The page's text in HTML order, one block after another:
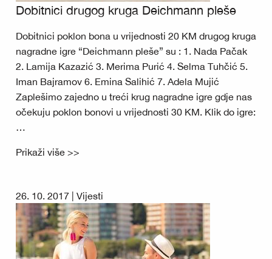
Dobitnici drugog kruga Deichmann pleše
Dobitnici poklon bona u vrijednosti 20 KM drugog kruga
nagradne igre “Deichmann pleše” su : 1. Nada Pačak
2. Lamija Kazazić 3. Merima Purić 4. Selma Tuhčić 5.
Iman Bajramov 6. Emina Salihić 7. Adela Mujić
Zaplešimo zajedno u treći krug nagradne igre gdje nas
očekuju poklon bonovi u vrijednosti 30 KM. Klik do igre:
…
Prikaži više >>
26. 10. 2017 | Vijesti